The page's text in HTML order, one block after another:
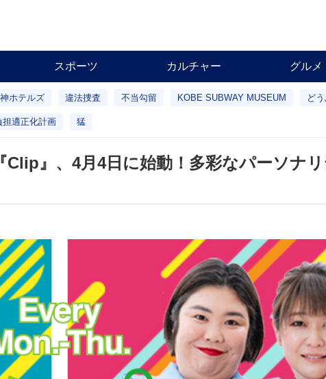
スポーツ カルチャー グルメ
ホテルズ 違法捜査 不当勾留 KOBE SUBWAY MUSEUM ど
担適正化計画 猛
』、4月4日に始動！多彩なパーソナ